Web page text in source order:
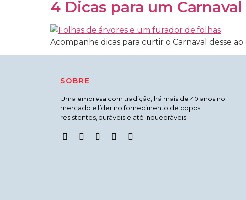
4 Dicas para um
Acompanhe dicas para curtir o Carnaval desse
SOBRE
Uma empresa com tradição, há mais de 40 anos no
mercado e líder no fornecimento de copos
resistentes, duráveis e até inquebráveis.